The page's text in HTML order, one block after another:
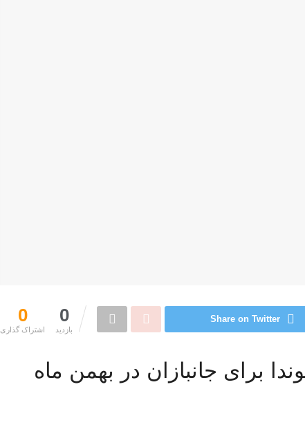
0
اشتراک گذاری‌
0
بازدید
Share on Twitter
برای جانبازان در بهمن ماه